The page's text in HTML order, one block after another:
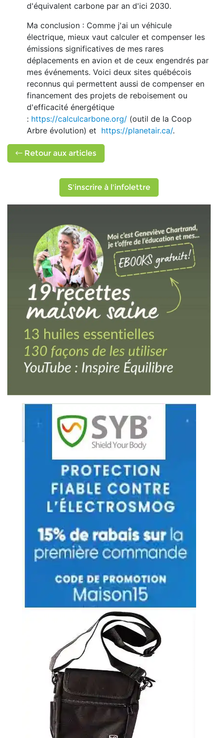
d'équivalent carbone par an d'ici 2030.
Ma conclusion : Comme j'ai un véhicule
électrique, mieux vaut calculer et compenser les
émissions significatives de mes rares
déplacements en avion et de ceux engendrés par
mes événements. Voici deux sites québécois
reconnus qui permettent aussi de compenser en
financement des projets de reboisement ou
d'efficacité énergétique
: https://calculcarbone.org/ (outil de la Coop
Arbre évolution) et https://planetair.ca/.
Retour aux articles
S'inscrire à l'infolettre